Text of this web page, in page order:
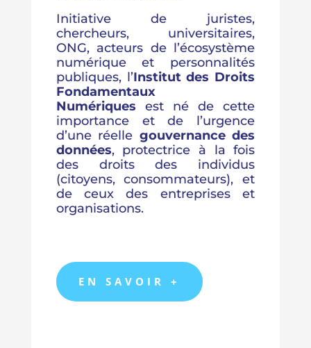
Initiative de juristes,
chercheurs, universitaires,
ONG, acteurs de l’écosystème
numérique et personnalités
publiques, l’Institut des Droits
Fondamentaux
Numériques est né de cette
importance et de l’urgence
d’une réelle gouvernance des
données, protectrice à la fois
des droits des individus
(citoyens, consommateurs), et
de ceux des entreprises et
organisations.
EN SAVOIR +